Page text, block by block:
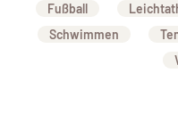
Fußball
Schwimmen